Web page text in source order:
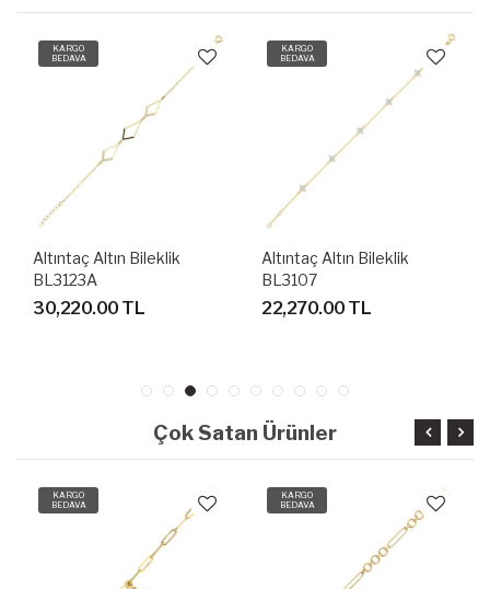
KARGO
BEDAVA
Altıntaç Altın Bileklik
BL3123A
30,220.00 TL
KARGO
BEDAVA
Altıntaç Altın Bileklik
BL3107
22,270.00 TL
Çok Satan Ürünler
KARGO
BEDAVA
KARGO
BEDAVA